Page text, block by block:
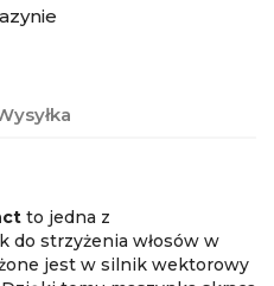
to jedna z
do strzyżenia włosów w
jest w silnik wektorowy